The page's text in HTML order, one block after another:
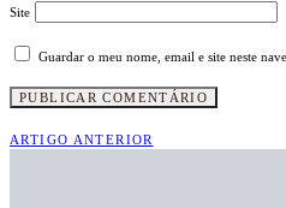
Site
Guardar o meu nome, email e site neste
ARTIGO ANTERIOR